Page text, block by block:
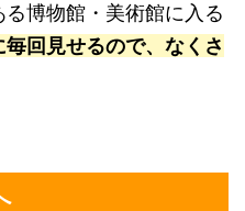
博物館・美術館に入る
毎回見せるので、なくさ